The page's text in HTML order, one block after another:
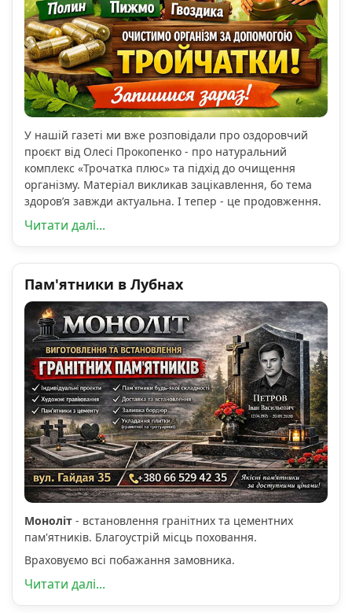
У нашій газеті ми вже розповідали про оздоровчий
проєкт від Олесі Прокопенко - про натуральний
комплекс «Трочатка плюс» та підхід до очищення
організму. Матеріал викликав зацікавлення, бо тема
здоров’я завжди актуальна. І тепер - це продовження.
Читати далі...
Пам'ятники в Лубнах
Моноліт - встановлення гранітних та цементних
пам'ятників. Благоустрій місць поховання.
Враховуємо всі побажання замовника.
Читати далі...